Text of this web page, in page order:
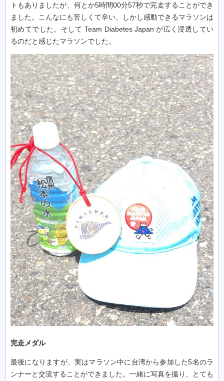
トもありましたが、何とか5時間00分57秒で完走することができ
ました。こんなにも苦しくて辛い、しかし感動できるマラソンは
初めてでした。そして Team Diabetes Japan が広く浸透してい
るのだと感じたマラソンでした。
完走メダル
最後になりますが、実はマラソン中に台湾から参加した5名のラ
ンナーと交流することができました。一緒に写真を撮り、とても